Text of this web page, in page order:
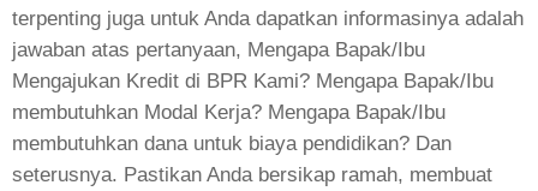
terpenting juga untuk Anda dapatkan informasinya adalah
jawaban atas pertanyaan, Mengapa Bapak/Ibu
Mengajukan Kredit di BPR Kami? Mengapa Bapak/Ibu
membutuhkan Modal Kerja? Mengapa Bapak/Ibu
membutuhkan dana untuk biaya pendidikan? Dan
seterusnya. Pastikan Anda bersikap ramah, membuat